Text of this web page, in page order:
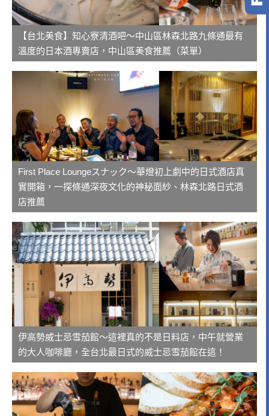
【台北美食】知心寮清酒吧～中山區林森北路九條通最有
溫度的日本酒專賣店，中山區美食推薦（菜單）
First Place Loungeスナック～華燈初上劇中的日式酒店真
實開箱，一探條通深夜文化的神秘面紗、林森北路日式酒
店推薦
伊高勢威士忌雪茄館～這裡真的不是日料店，中午就營業
的大人咖啡廳，全台北最日式的威士忌雪茄館在這！